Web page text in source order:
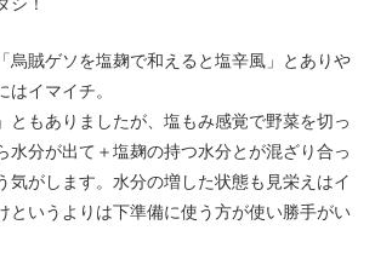
烏賊ゲソを塩麹で和えると塩辛風」とありや
はイマイチ。
ともありましたが、塩もみ感覚で野菜を切っ
水分が出て＋塩麹の持つ水分とが混ざり合っ
気がします。水分の増した状態も見栄えはイ
というよりは下準備に使う方が使い勝手がい